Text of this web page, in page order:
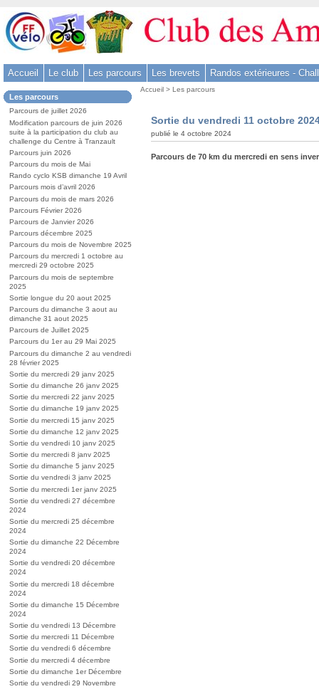
Aller
au
contenu
Aller
menu
-
Aller
à
la
recherche
Accueil Le club Les parcours Les brevets Randos extérieures -
Dans
la
rubrique
:
Les parcours
Parcours de juillet 2026
Modification parcours de juin 2026
suite à la participation du club au
challenge du Centre à Tranzault
Parcours juin 2026
Parcours du mois de Mai
Rando cyclo KSB dimanche 19 Avril
Parcours mois d’avril 2026
Parcours du mois de mars 2026
Parcours Février 2026
Parcours de Janvier 2026
Parcours décembre 2025
Parcours du mois de Novembre 2025
Parcours du mercredi 1 octobre au
mercredi 29 octobre 2025
Parcours du mois de septembre
2025
Sortie longue du 20 aout 2025
Parcours du dimanche 3 aout au
dimanche 31 aout 2025
Parcours de Juillet 2025
Parcours du 1er au 29 Mai 2025
Parcours du dimanche 2 au vendredi
28 février 2025
Sortie du mercredi 29 janv 2025
Sortie du dimanche 26 janv 2025
Sortie du mercredi 22 janv 2025
Sortie du dimanche 19 janv 2025
Sortie du mercredi 15 janv 2025
Sortie du dimanche 12 janv 2025
Sortie du vendredi 10 janv 2025
Sortie du mercredi 8 janv 2025
Sortie du dimanche 5 janv 2025
Sortie du vendredi 3 janv 2025
Sortie du mercredi 1er janv 2025
Sortie du vendredi 27 décembre
2024
Sortie du mercredi 25 décembre
2024
Sortie du dimanche 22 Décembre
2024
Sortie du vendredi 20 décembre
2024
Sortie du mercredi 18 décembre
2024
Sortie du dimanche 15 Décembre
2024
Sortie du vendredi 13 Décembre
Sortie du mercredi 11 Décembre
Sortie du vendredi 6 décembre
Sortie du mercredi 4 décembre
Sortie du dimanche 1er Décembre
Sortie du vendredi 29 Novembre
Vous
Accueil >Les parcours
Sortie du vendredi 11 octobre
publié le 4 octobre 2024
Parcours de 70 km du mercredi en sens